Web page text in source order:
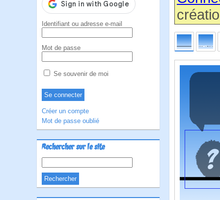
Identifiant ou adresse e-mail
Mot de passe
Se souvenir de moi
Créer un compte
Mot de passe oublié
Rechercher sur le site